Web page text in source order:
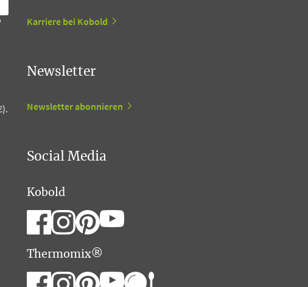
Karriere bei Kobold
Newsletter
Newsletter abonnieren
Social Media
Kobold
Thermomix®